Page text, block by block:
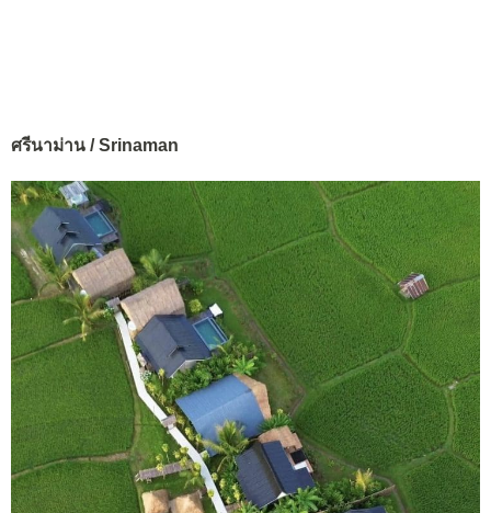
ศรีนาม่าน / Srinaman